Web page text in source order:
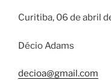
Curitiba, 06 de abril
Décio Adams
decioa@gmail.com